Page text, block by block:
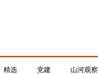
精选 党建 山河观察